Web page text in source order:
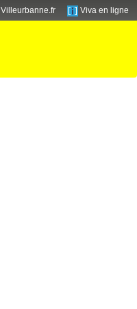
Villeurbanne.fr Viva en ligne